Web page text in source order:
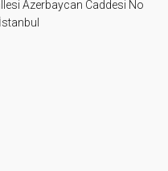
Azerbaycan Caddesi No